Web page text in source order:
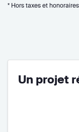
* Hors taxes et honoraires
Un projet